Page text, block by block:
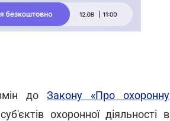
до Закону «Про охоронну
охоронної діяльності в